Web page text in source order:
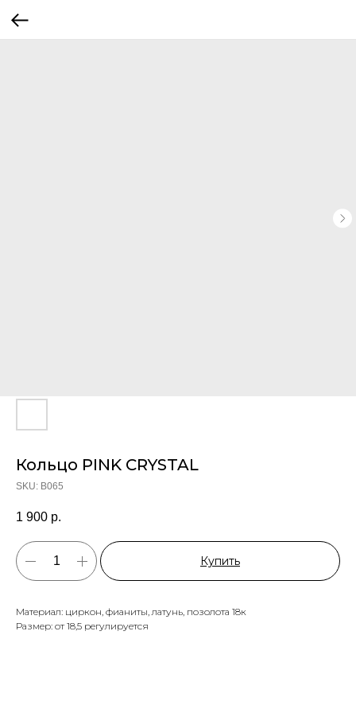
Кольцо PINK CRYSTAL
SKU: B065
1 900 р.
Купить
Материал: циркон, фианиты, латунь, позолота 18к
Размер: от 18,5 регулируется